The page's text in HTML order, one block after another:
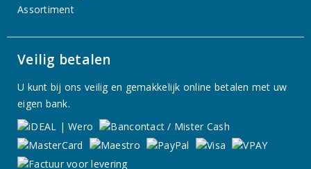
Assortiment
Veilig betalen
U kunt bij ons veilig en gemakkelijk online betalen met uw
eigen bank.